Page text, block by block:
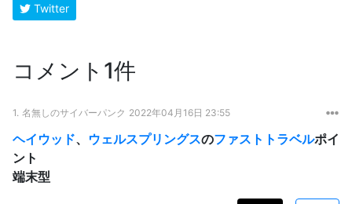
Twitter
コメント1件
1. 名無しのサイバーパンク 2022年04月16日 23:55
ヘイウッド、 ウェルスプリングスのファストトラベルポイ
ント
端末型